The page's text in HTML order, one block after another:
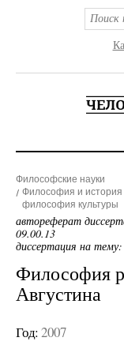
Философские науки
Философия и история
философия культуры
автореферат
09.00.13
диссертация на тему:
Философия
Августина
Год: 2007